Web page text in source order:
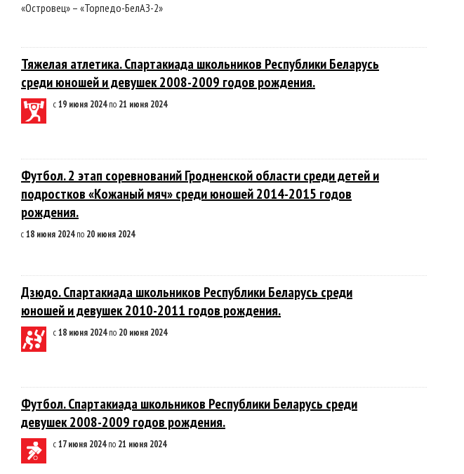
«Островец» – «Торпедо-БелАЗ-2»
Тяжелая атлетика. Спартакиада школьников Республики Беларусь
среди юношей и девушек 2008-2009 годов рождения.
с19 июня 2024по 21 июня 2024
Футбол. 2 этап соревнований Гродненской области среди детей и
подростков «Кожаный мяч» среди юношей 2014-2015 годов
рождения.
с18 июня 2024по 20 июня 2024
Дзюдо. Спартакиада школьников Республики Беларусь среди
юношей и девушек 2010-2011 годов рождения.
с18 июня 2024по 20 июня 2024
Футбол. Спартакиада школьников Республики Беларусь среди
девушек 2008-2009 годов рождения.
с17 июня 2024по 21 июня 2024